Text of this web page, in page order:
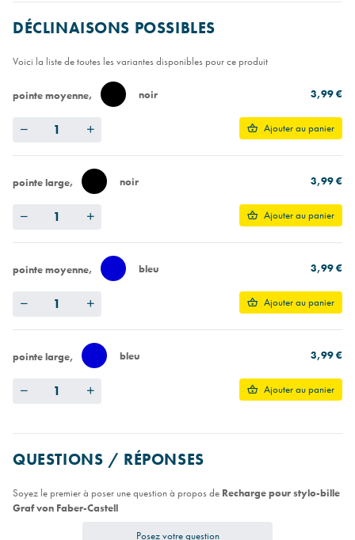
DÉCLINAISONS POSSIBLES
Voici la liste de toutes les variantes disponibles pour ce produit
pointe moyenne noir 3,99 €
Ajouter au panier
pointe large noir 3,99 €
Ajouter au panier
pointe moyenne bleu 3,99 €
Ajouter au panier
pointe large bleu 3,99 €
Ajouter au panier
QUESTIONS / RÉPONSES
Soyez le premier à poser une question à propos de Recharge pour stylo-bille
Graf von Faber-Castell
Posez votre question